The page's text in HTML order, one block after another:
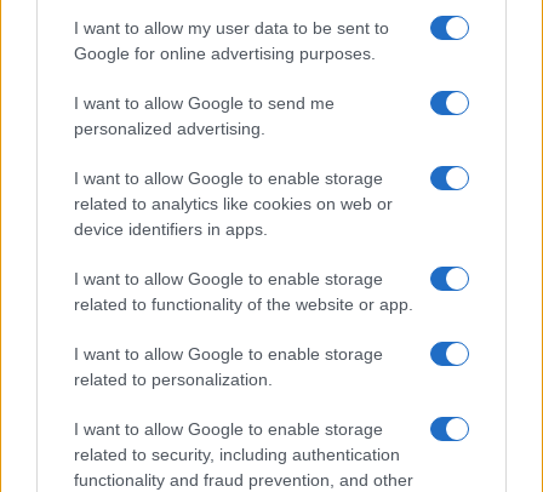
I want to allow my user data to be sent to
Google for online advertising purposes.
I want to allow Google to send me
personalized advertising.
I want to allow Google to enable storage
related to analytics like cookies on web or
device identifiers in apps.
I want to allow Google to enable storage
related to functionality of the website or app.
I want to allow Google to enable storage
related to personalization.
I want to allow Google to enable storage
related to security, including authentication
functionality and fraud prevention, and other
Facebook
Cookie Policy
Syndication
Globalist
Globalscience
Globalsport
Culture
Salute
Megachip
GiULia
Prima Pagina
Giornale dello
Spettacolo
Wondernet